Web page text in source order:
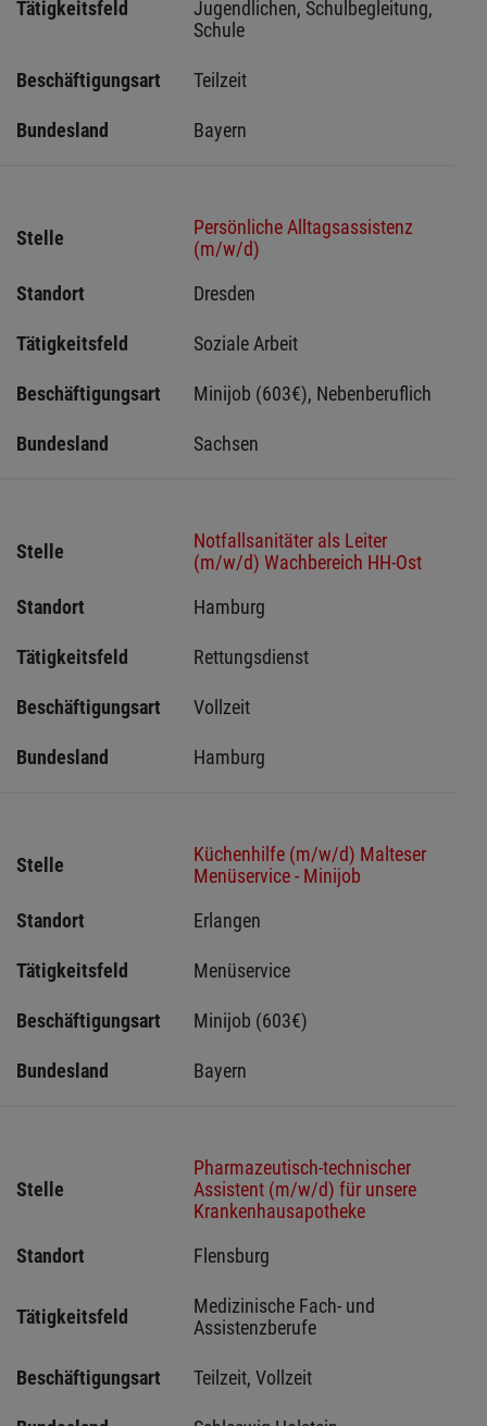
Tätigkeitsfeld
Jugendlichen, Schulbegleitung,
Schule
Beschäftigungsart Teilzeit
Bundesland Bayern
Stelle
Persönliche Alltagsassistenz
(m/w/d)
Standort
Dresden
Tätigkeitsfeld Soziale Arbeit
Beschäftigungsart Minijob (603€), Nebenberuflich
Bundesland Sachsen
Stelle
Notfallsanitäter als Leiter
(m/w/d) Wachbereich HH-Ost
Standort
Hamburg
Tätigkeitsfeld Rettungsdienst
Beschäftigungsart Vollzeit
Bundesland Hamburg
Stelle
Küchenhilfe (m/w/d) Malteser
Menüservice - Minijob
Standort
Erlangen
Tätigkeitsfeld Menüservice
Beschäftigungsart Minijob (603€)
Bundesland Bayern
Stelle
Pharmazeutisch-technischer
Assistent (m/w/d) für unsere
Krankenhausapotheke
Standort
Flensburg
Tätigkeitsfeld
Medizinische Fach- und
Assistenzberufe
Beschäftigungsart Teilzeit, Vollzeit